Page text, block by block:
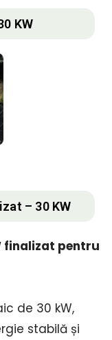
KW
– 30 KW
finalizat pentru
de 30 kW,
stabilă și